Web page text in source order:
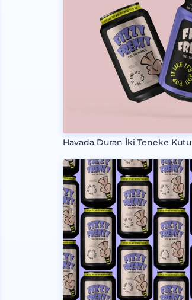
Havada Duran İki Teneke Kutu